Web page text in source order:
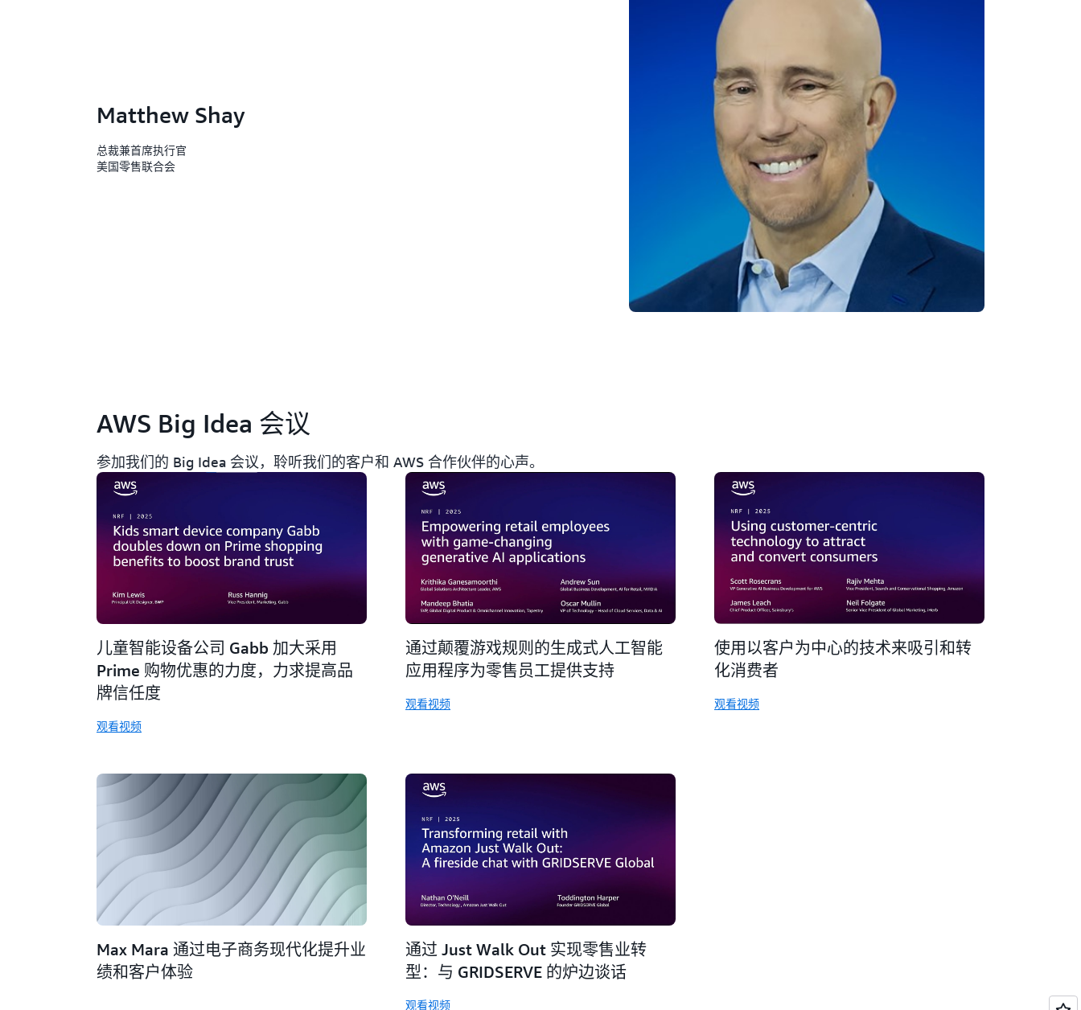
Matthew Shay
总裁兼首席执行官
美国零售联合会
AWS Big Idea 会议
参加我们的 Big Idea 会议，聆听我们的客户和 AWS 合作伙伴的心声。
儿童智能设备公司 Gabb 加大采用
Prime 购物优惠的力度，力求提高品
牌信任度
观看视频
通过颠覆游戏规则的生成式人工智能
应用程序为零售员工提供支持
观看视频
使用以客户为中心的技术来吸引和转
化消费者
观看视频
Max Mara 通过电子商务现代化提升业
绩和客户体验
通过 Just Walk Out 实现零售业转
型：与 GRIDSERVE 的炉边谈话
观看视频